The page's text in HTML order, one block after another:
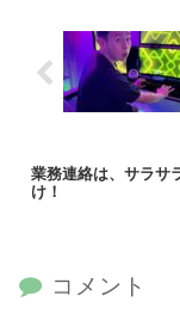
業務連絡は、サラサ
け！
コメント